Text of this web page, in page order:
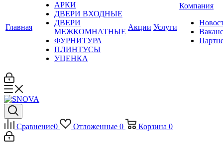
Главная
АРКИ
ДВЕРИ ВХОДНЫЕ
ДВЕРИ
МЕЖКОМНАТНЫЕ
ФУРНИТУРА
ПЛИНТУСЫ
УЦЕНКА
Акции Услуги
Компания
Сравнение0 Отложенные 0 Корзина 0